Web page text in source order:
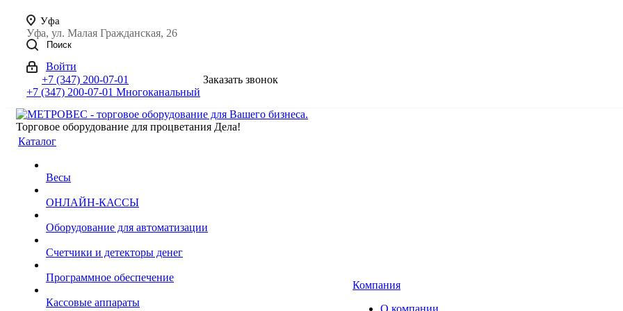
Уфа
Уфа, ул. Малая Гражданская, 26
Поиск
Войти
+7 (347) 200-07-01
+7 (347) 200-07-01 Многоканальный
Заказать звонок
Торговое оборудование для процветания Дела!
Каталог
Весы
ОНЛАЙН-КАССЫ
Оборудование для автоматизации
Счетчики и детекторы денег
Программное обеспечение
Кассовые аппараты
Компания
О компании